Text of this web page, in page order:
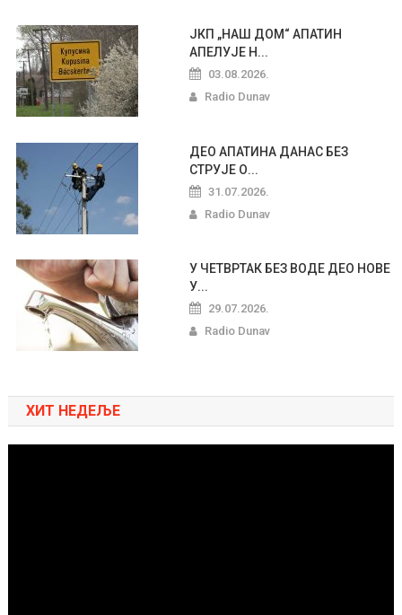
ЈКП „НАШ ДОМ“ АПАТИН
АПЕЛУЈЕ Н...
03.08.2026.
Radio Dunav
ДЕО АПАТИНА ДАНАС БЕЗ
СТРУЈЕ О...
31.07.2026.
Radio Dunav
У ЧЕТВРТАК БЕЗ ВОДЕ ДЕО НОВЕ
У...
29.07.2026.
Radio Dunav
ХИТ НЕДЕЉЕ